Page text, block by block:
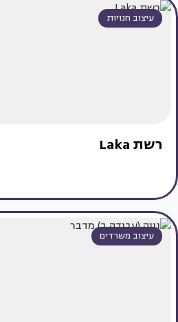
עיצוב חנויות
רשת Laka
עיצוב משרדים